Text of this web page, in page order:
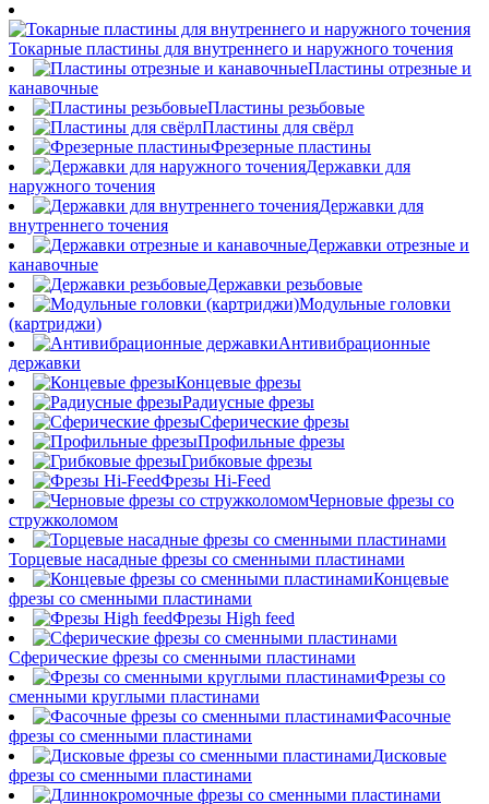
Токарные пластины для внутреннего и наружного точения
Пластины отрезные и
канавочные
Пластины резьбовые
Пластины для свёрл
Фрезерные пластины
Державки для
наружного точения
Державки для
внутреннего точения
Державки отрезные и
канавочные
Державки резьбовые
Модульные головки
(картриджи)
Антивибрационные
державки
Концевые фрезы
Радиусные фрезы
Сферические фрезы
Профильные фрезы
Грибковые фрезы
Фрезы Hi-Feed
Черновые фрезы со
стружколомом
Торцевые насадные фрезы со сменными пластинами
Концевые
фрезы со сменными пластинами
Фрезы High feed
Сферические фрезы со сменными пластинами
Фрезы со
сменными круглыми пластинами
Фасочные
фрезы со сменными пластинами
Дисковые
фрезы со сменными пластинами